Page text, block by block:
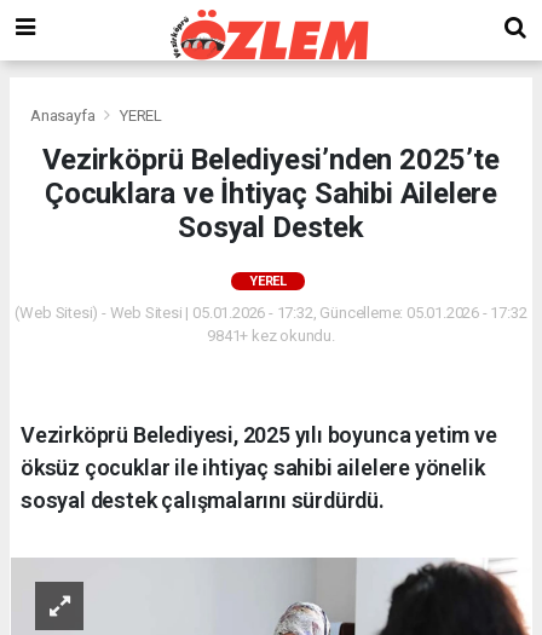
Anasayfa YEREL
Vezirköprü Belediyesi’nden 2025’te
Çocuklara ve İhtiyaç Sahibi Ailelere
Sosyal Destek
YEREL
(Web Sitesi) - Web Sitesi | 05.01.2026 - 17:32, Güncelleme: 05.01.2026 - 17:32
9841+ kez okundu.
Vezirköprü Belediyesi, 2025 yılı boyunca yetim ve
öksüz çocuklar ile ihtiyaç sahibi ailelere yönelik
sosyal destek çalışmalarını sürdürdü.